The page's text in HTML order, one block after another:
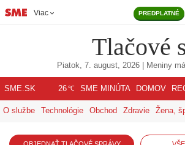
Viac PREDPLATNÉ
Tlačové
Piatok, 7. august, 2026 | Meniny
SME.SK 26℃ SME MINÚTA DOMOV
O službe Technológie Obchod Zdravie Žena,